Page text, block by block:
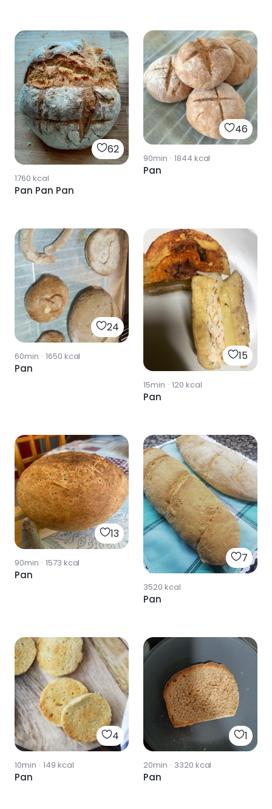
62
1760 kcal
Pan Pan Pan
46
90min · 1844 kcal
Pan
24
60min · 1650 kcal
Pan
15
15min · 120 kcal
Pan
13
90min · 1573 kcal
Pan
7
3520 kcal
Pan
4
10min · 149 kcal
Pan
1
20min · 3320 kcal
Pan